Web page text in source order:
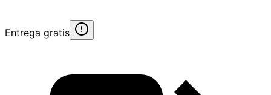
Entrega gratis